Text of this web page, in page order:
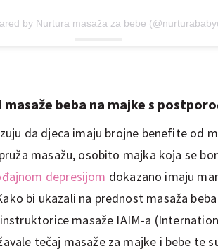
by Nurtura masaža za bebe
masaže beba na majke s
da djeca imaju brojne benefite od
masažu, osobito majka koja se
depresijom dokazano imaju
bi ukazali na prednost masaža
masaže IAIM-a
tečaj masaže za majke i bebe te